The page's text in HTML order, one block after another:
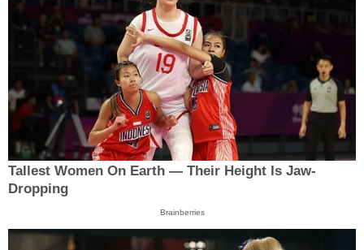
Tallest Women On Earth — Their Height Is Jaw-
Dropping
Brainberries